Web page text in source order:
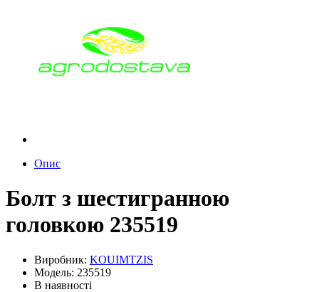
Опис
Болт з шестигранною
головкою 235519
Виробник: KOUIMTZIS
Модель: 235519
В наявності